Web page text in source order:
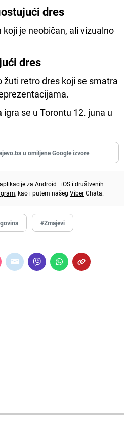
dres
je neobičan, ali vizualno
dres
retro dres koji se smatra
igra se u Torontu 12. juna u
u omiljene Google izvore
za Android | iOS i društvenih
, kao i putem našeg ViberChata.
#Zmajevi